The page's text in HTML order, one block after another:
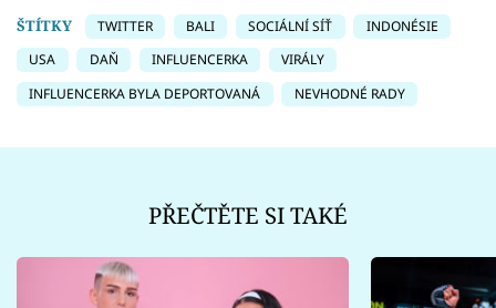
ŠTÍTKY
TWITTER BALI SOCIÁLNÍ SÍŤ
INDONÉSIE
USA
DAŇ INFLUENCERKA
VIRÁLY
INFLUENCERKA BYLA DEPORTOVANÁ
NEVHODNÉ RADY
PŘEČTĚTE SI TAKÉ